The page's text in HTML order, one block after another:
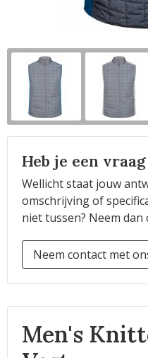
Heb je een
Wellicht staat jouw
omschrijving of
niet tussen? Neem
Neem contact met
Men's